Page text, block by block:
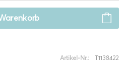
Artikel-Nr.:
T1138422